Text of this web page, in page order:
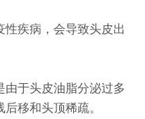
疾病，会导致头皮出
于头皮油脂分泌过多
移和头顶稀疏。